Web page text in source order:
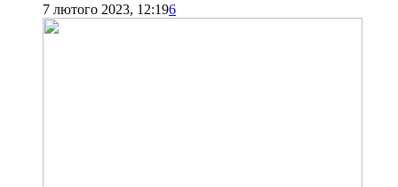
7 лютого 2023, 12:196